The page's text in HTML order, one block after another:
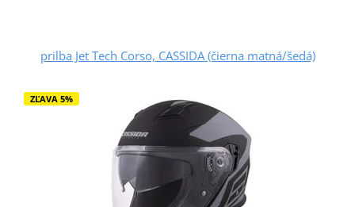
prilba Jet Tech Corso, CASSIDA (čierna matná/šedá)
ZĽAVA 5%